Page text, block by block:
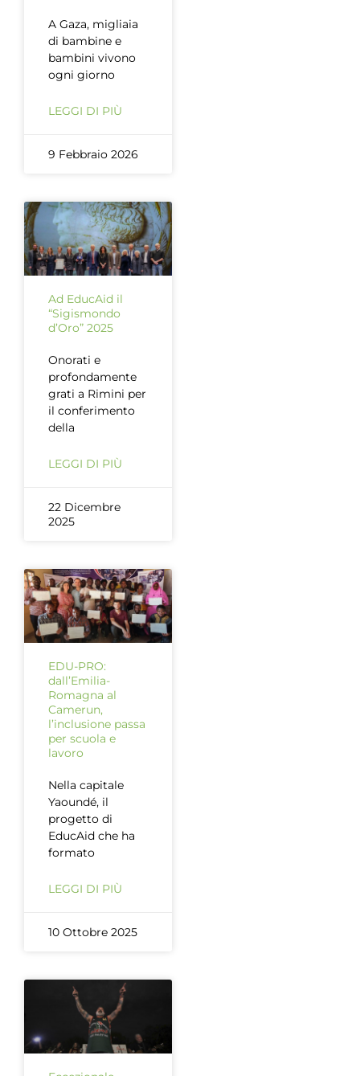
A Gaza, migliaia
di bambine e
bambini vivono
ogni giorno
LEGGI DI PIÙ
9 Febbraio 2026
Ad EducAid il
“Sigismondo
d’Oro” 2025
Onorati e
profondamente
grati a Rimini per
il conferimento
della
LEGGI DI PIÙ
22 Dicembre
2025
EDU-PRO:
dall’Emilia-
Romagna al
Camerun,
l’inclusione passa
per scuola e
lavoro
Nella capitale
Yaoundé, il
progetto di
EducAid che ha
formato
LEGGI DI PIÙ
10 Ottobre 2025